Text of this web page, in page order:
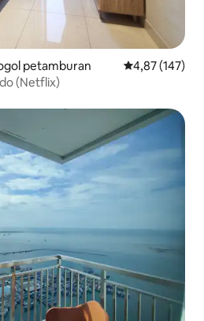
petamburan Средна
4,87 (147)
(Netflix)